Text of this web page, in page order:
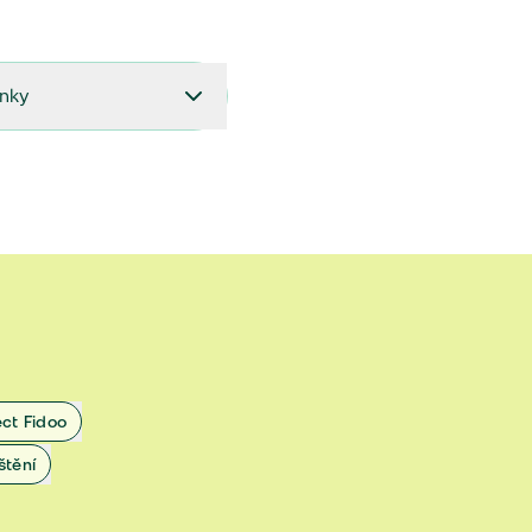
do 31.10.2022
do 8.7.2020
do 31.10.2019
Fidoo